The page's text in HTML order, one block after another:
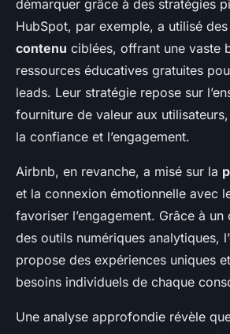
démarquer grâce à des stratégies
HubSpot, par exemple, a utilisé des
contenu ciblées, offrant une vaste
ressources éducatives gratuites
leads. Leur stratégie repose sur
fourniture de valeur aux
la confiance et l’engagement.
Airbnb, en revanche, a misé sur la
et la connexion émotionnelle avec
favoriser l’engagement. Grâce à
des outils numériques analytiques,
propose des expériences uniques
besoins individuels de chaque
Une analyse approfondie révèle